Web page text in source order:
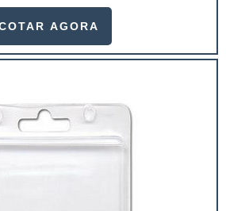
necessário para quem está no
assim, as embalagens
AGORA